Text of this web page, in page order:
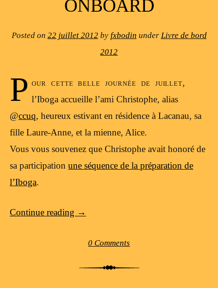
ONBOARD
Posted on 22 juillet 2012 by fxbodin under Livre de bord
2012
P our cette belle journée de juillet,
l’Iboga accueille l’ami Christophe, alias
@ccuq, heureux estivant en résidence à Lacanau, sa
fille Laure-Anne, et la mienne, Alice.
Vous vous souvenez que Christophe avait honoré de
sa participation une séquence de la préparation de
l’Iboga.
Continue reading →
0 Comments